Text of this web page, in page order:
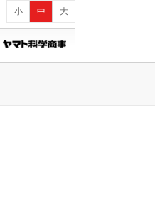
小 中 大